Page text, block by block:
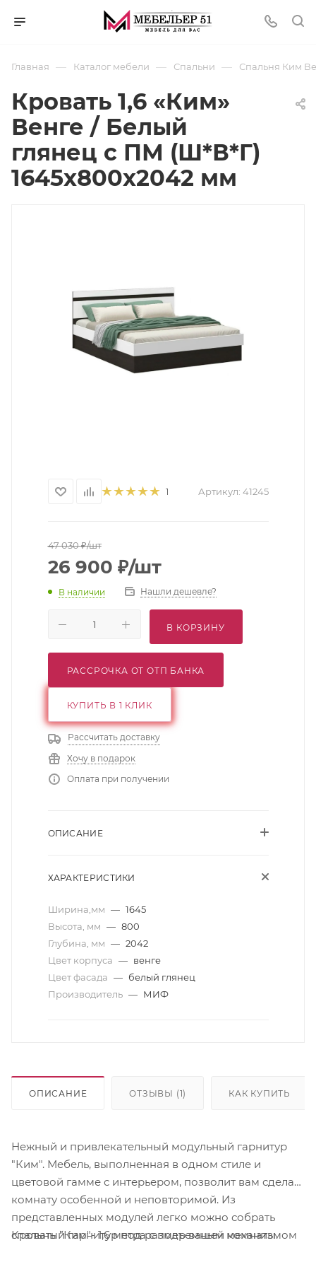
Главная — Каталог мебели — Спальни — Спальня Ким
Кровать 1,6 «Ким»
Венге / Белый
глянец с ПМ (Ш*В*Г)
1645х800х2042 мм
1 Артикул: 41245
47 030₽/шт
26 900 ₽/шт
В наличии Нашли дешевле?
В КОРЗИНУ
РАССРОЧКА ОТ ОТП БАНКА
КУПИТЬ В 1 КЛИК
Рассчитать доставку
Хочу в подарок
Оплата при получении
ОПИСАНИЕ
ХАРАКТЕРИСТИКИ
Ширина,мм — 1645
Высота, мм — 800
Глубина, мм — 2042
Цвет корпуса — венге
Цвет фасада — белый глянец
Производитель — МИФ
ОПИСАНИЕ ОТЗЫВЫ (1) КАК КУПИТЬ
Нежный и привлекательный модульный гарнитур
"Ким". Мебель, выполненная в одном стиле и
цветовой гамме с интерьером, позволит вам сделать
комнату особенной и неповторимой. Из
представленных модулей легко можно собрать
спальный гарнитур под размер вашей комнаты.
Кровать "Ким"- 1,6 метра с подъемным механизмом